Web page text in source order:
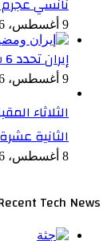
9 أغسطس، 2026
إيران تحدد 6 شروط لإعادة فتح مضيق هرمز
9 أغسطس، 2026
الثلاثاء
الثانية
8 أغسطس، 2026
Tech News